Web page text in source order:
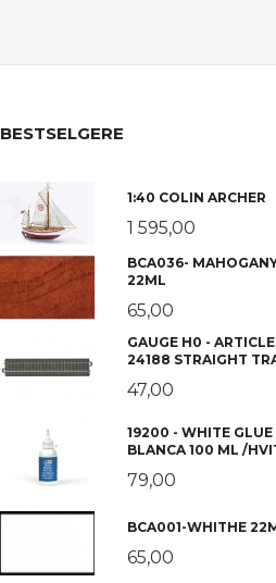
BESTSELGERE
1:40 COLIN ARCHER
1 595,00
BCA036-
22ML
65,00
GAUGE H0 -
24188 STRAIGHT
47,00
19200 - WHITE
BLANCA 100 ML /
79,00
BCA001-WHITHE
65,00